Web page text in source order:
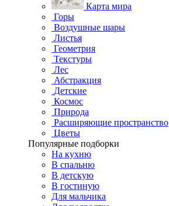
Карта мира
Горы
Воздушные шары
Листья
Геометрия
Текстуры
Лес
Абстракция
Детские
Космос
Природа
Расширяющие пространство
Цветы
Популярные подборки
На кухню
В спальню
В детскую
В гостиную
Для мальчика